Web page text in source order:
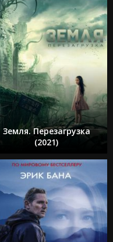
Земля. Перезагрузка
(2021)